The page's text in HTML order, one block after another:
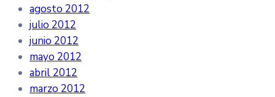
agosto 2012
julio 2012
junio 2012
mayo 2012
abril 2012
marzo 2012